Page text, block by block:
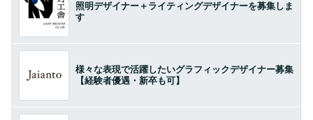
照明デザイナー＋ライティングデザイナーを募集しま
す
様々な表現で活躍したいグラフィックデザイナー募集
【経験者優遇・新卒も可】